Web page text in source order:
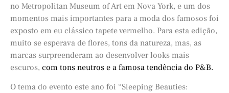
no Metropolitan Museum of Art em Nova York, e um dos
momentos mais importantes para a moda dos famosos foi
exposto em eu clássico tapete vermelho. Para esta edição,
muito se esperava de flores, tons da natureza, mas, as
marcas surpreenderam ao desenvolver looks mais
escuros, com tons neutros e a famosa tendência do P&B.
O tema do evento este ano foi “Sleeping Beauties: